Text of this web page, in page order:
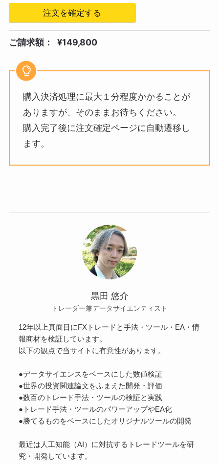
注文を確定する
ご請求額： ¥149,800
購入決済処理に最大１分程度かかることが
ありますが、そのままお待ちください。
購入完了後に注文確定ページに自動遷移し
ます。
黒田 悠介
トレーダー兼データサイエンティスト
12年以上真面目にFXトレードと手法・ツール・EA・情
報商材を検証しています。
以下の観点で当サイトに有意性があります。
●データサイエンスをベースにした数値検証
●世界の投資関連論文をふまえた開発・評価
●数百のトレード手法・ツールの検証と実践
●トレード手法・ツールのパワーアップやEA化
●勝てるものをベースにしたオリジナルツールの開発
最近は人工知能（AI）に対抗するトレードツールを研
究・開発しています。